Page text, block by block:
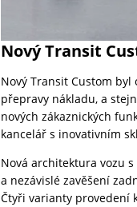
Nový Transit
Nový Transit Custom
přepravy nákladu, a
nových zákaznických
kancelář s inovativním
Nová architektura vozu
a nezávislé zavěšení
Čtyři varianty provedení